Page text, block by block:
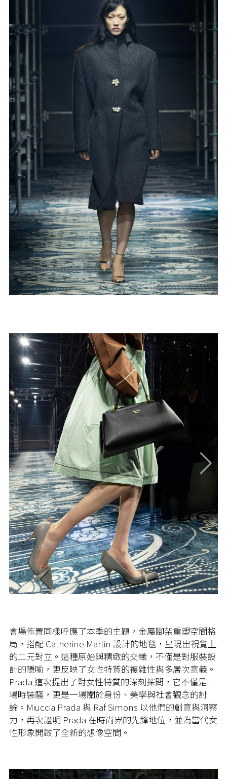
會場佈置同樣呼應了本季的主題，金屬腳架重塑空間格
局，搭配 Catherine Martin 設計的地毯，呈現出視覺上
的二元對立。這種原始與精緻的交織，不僅是對服裝設
計的隱喻，更反映了女性特質的複雜性與多層次意義。
Prada 這次提出了對女性特質的深刻探問，它不僅是一
場時裝騷，更是一場關於身份、美學與社會觀念的討
論。Miuccia Prada 與 Raf Simons 以他們的創意與洞察
力，再次證明 Prada 在時尚界的先鋒地位，並為當代女
性形象開啟了全新的想像空間。